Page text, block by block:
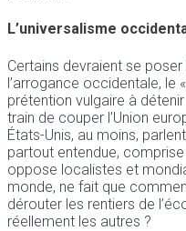
L’universalisme
Certains devraient se
l’arrogance occidentale, le
prétention vulgaire à
train de couper l’Union
États-Unis, au moins,
partout entendue,
oppose localistes et
monde, ne fait que
dérouter les rentiers de
réellement les autres ?